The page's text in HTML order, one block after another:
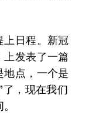
上日程。新冠
上发表了一篇
地点，一个是
了，现在我们